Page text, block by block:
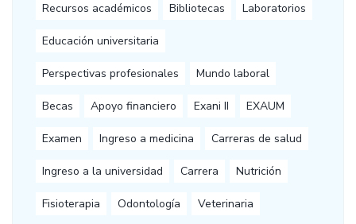
Recursos académicos Bibliotecas Laboratorios
Educación universitaria
Perspectivas profesionales Mundo laboral
Becas Apoyo financiero Exani II EXAUM
Examen Ingreso a medicina Carreras de salud
Ingreso a la universidad Carrera Nutrición
Fisioterapia Odontología Veterinaria